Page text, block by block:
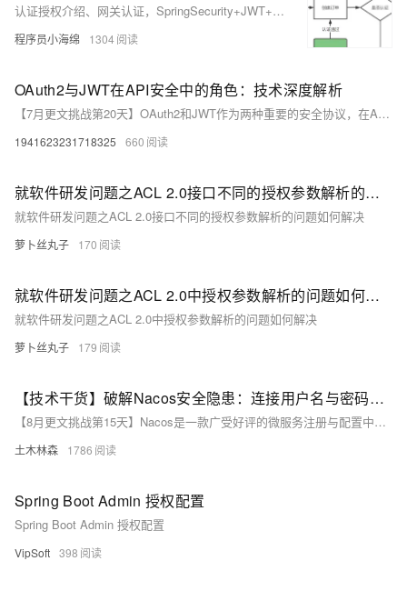
认证授权介绍、网关认证，SpringSecurity+JWT+OAuth2
程序员小海绵 1304
OAuth2与JWT在API安全中的角色：技术深度解析
【7月更文挑战第20天】OAuth2和JWT作为两种重要的安全协议，在API安全中发挥着不可或缺的作用。OAuth2通过提供灵活的授权框架，实现了对资源的细粒度访问控制；而JWT则通过其紧凑性和自包含性，确保了身份验证和信息传输的安全性。在实际应用中，将OAuth2和JWT结合使用，可以构建出既强大又安全的API服务，为用户提供更加安全、可靠和便捷的数字体验。
1941623231718325 660
就软件研发问题之ACL 2.0接口不同的授权参数解析的问题如何解决
就软件研发问题之ACL 2.0接口不同的授权参数解析的问题如何解决
萝卜丝丸子 170
就软件研发问题之ACL 2.0中授权参数解析的问题如何解决
就软件研发问题之ACL 2.0中授权参数解析的问题如何解决
萝卜丝丸子 179
【技术干货】破解Nacos安全隐患：连接用户名与密码明文传输！掌握HTTPS、JWT与OAuth2.0加密秘籍，打造坚不可摧的微服务注册与配置中心！从原理到实践，全方位解析如何构建安全防护体系，让您从此告别数据泄露风险！
【8月更文挑战第15天】Nacos是一款广受好评的微服务注册与配置中心，但其连接用户名和密码的明文传输成为安全隐患。本文探讨加密策略提升安全性。首先介绍明文传输风险，随后对比三种加密方案：HTTPS简化数据保护；JWT令牌减少凭证传输，适配分布式环境；OAuth2.0增强安全，支持多授权模式。每种方案各有千秋，开发者需根据具体需求选择最佳实践，确保服务安全稳定运行。
土木林森 1786
Spring Boot Admin 授权配置
Spring Boot Admin 授权配置
VipSoft 398